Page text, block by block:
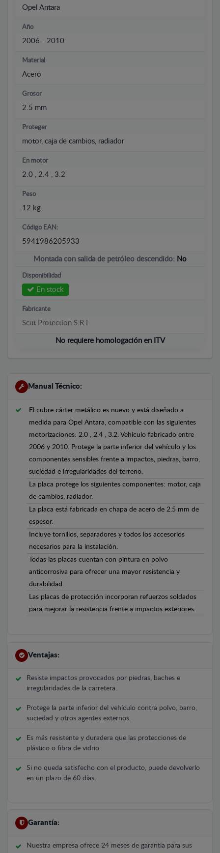
Opel Antara
Año
2006 - 2010
Material
Acero
Grosor
2.5 mm
Proteger
motor, caja de cambios, radiador
En motor
2.0 , 2.4 , 3.2
Peso
12 kg
Código EAN:
5941986205933
Montada con salida de petróleo descendido: No
Disponibilidad
En stock
Fabricante
Scut Protection S.R.L
No requiere homologación en ITV
Manual Técnico:
El cubre cárter metálico es nuevo y está diseñado a
medida para Opel Antara, compatible con las siguientes
motorizaciones: 2.0 , 2.4 , 3.2. Vehículo fabricado entre
2006 y 2010. Protege la parte inferior del vehículo y los
componentes sensibles frente a impactos, piedras, barro,
suciedad e irregularidades del terreno.
La placa protege los siguientes componentes: motor, caja
de cambios, radiador.
La placa está fabricada en chapa de acero de 2.5 mm de
espesor.
Incluye tornillos, separadores y todos los accesorios
necesarios para la instalación.
Todas las placas cuentan con pintura en polvo
anticorrosiva para ofrecer una mayor resistencia y
durabilidad.
Las placas de protección incorporan refuerzos soldados
para mejorar la resistencia frente a impactos exteriores.
Ventajas:
Resiste impactos provocados por piedras, baches e
irregularidades de la carretera.
Protege la parte inferior del vehículo contra polvo, barro,
suciedad y otros agentes externos.
Es más resistente y duradera que las protecciones de
plástico o fibra de vidrio.
Si no queda satisfecho con el producto, puede devolverlo
en un plazo de 60 días.
Garantía:
Nuestra empresa ofrece 24 meses de garantía para sus